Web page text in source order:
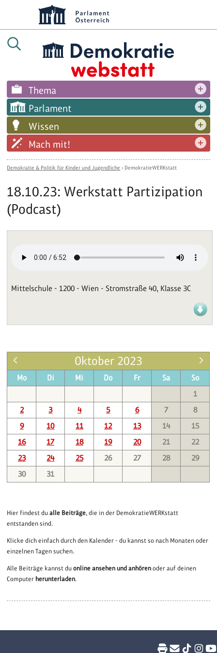
Thema
Parlament
Wissen
Mach mit!
Demokratie & Politik für Kinder und Jugendliche › DemokratieWERKstatt
18.10.23: Werkstatt Partizipation
(Podcast)
Mittelschule - 1200 - Wien - Stromstraße 40, Klasse 3C
Oktober 2023
Mo Di Mi Do Fr Sa
So
1
2
3 4 5 6 7
8
9
10 11 12 13 14
15
16
17 18 19 20 21
22
23
24 25 26 27 28
29
30
31
Hier findest dualle Beiträge, die in der DemokratieWERKstatt
entstanden sind.
Klicke dich einfach durch den Kalender - du kannst so nach Monaten oder
einzelnen Tagen suchen.
Alle Beiträge kannst duonline ansehen und anhören oder auf deinen
Computer herunterladen.